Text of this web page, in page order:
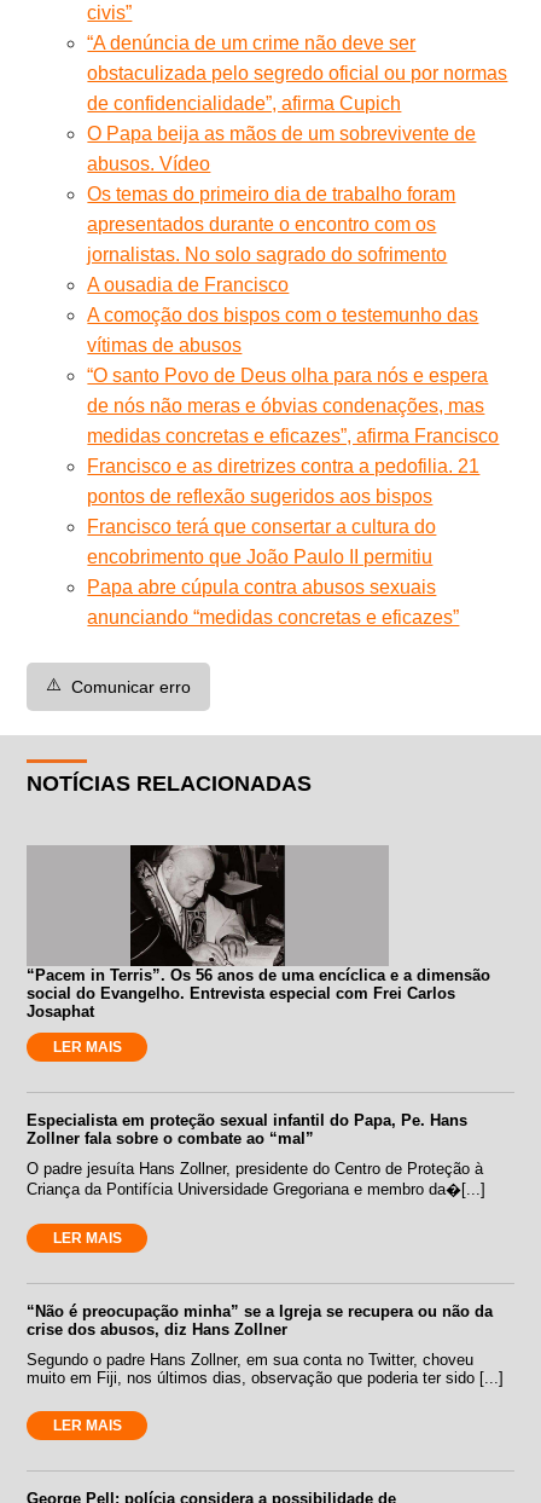
civis”
“A denúncia de um crime não deve ser
obstaculizada pelo segredo oficial ou por normas
de confidencialidade”, afirma Cupich
O Papa beija as mãos de um sobrevivente de
abusos. Vídeo
Os temas do primeiro dia de trabalho foram
apresentados durante o encontro com os
jornalistas. No solo sagrado do sofrimento
A ousadia de Francisco
A comoção dos bispos com o testemunho das
vítimas de abusos
“O santo Povo de Deus olha para nós e espera
de nós não meras e óbvias condenações, mas
medidas concretas e eficazes”, afirma Francisco
Francisco e as diretrizes contra a pedofilia. 21
pontos de reflexão sugeridos aos bispos
Francisco terá que consertar a cultura do
encobrimento que João Paulo II permitiu
Papa abre cúpula contra abusos sexuais
anunciando “medidas concretas e eficazes”
⚠️ Comunicar erro
NOTÍCIAS RELACIONADAS
“Pacem in Terris”. Os 56 anos de uma encíclica e a dimensão
social do Evangelho. Entrevista especial com Frei Carlos
Josaphat
LER MAIS
Especialista em proteção sexual infantil do Papa, Pe. Hans
Zollner fala sobre o combate ao “mal”
O padre jesuíta Hans Zollner, presidente do Centro de Proteção à
Criança da Pontifícia Universidade Gregoriana e membro da�[...]
LER MAIS
“Não é preocupação minha” se a Igreja se recupera ou não da
crise dos abusos, diz Hans Zollner
Segundo o padre Hans Zollner, em sua conta no Twitter, choveu
muito em Fiji, nos últimos dias, observação que poderia ter sido [...]
LER MAIS
George Pell: polícia considera a possibilidade de